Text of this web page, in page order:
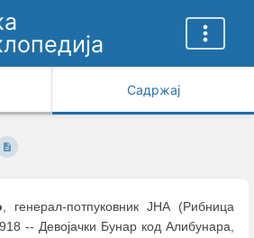
Садржај
, генерал-потпуковник ЈНА (Рибница
-- Девојачки Бунар код Алибунара,